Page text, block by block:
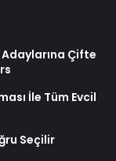
Adaylarına Çifte
İle Tüm Evcil
Seçilir